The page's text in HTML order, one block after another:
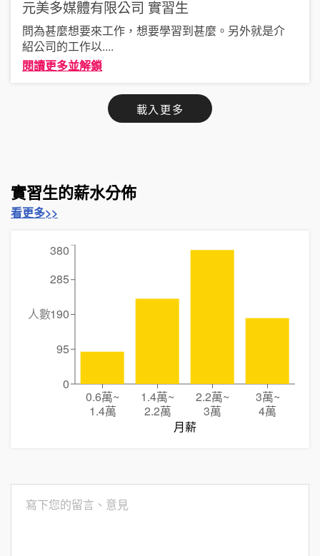
元美多媒體有限公司 實習生
問為甚麼想要來工作，想要學習到甚麼。另外就是介
紹公司的工作以....
閱讀更多並解鎖
載入更多
實習生的薪水分佈
看更多>>
0.6萬~
1.4萬
1.4萬~
2.2萬
2.2萬~
3萬
3萬~
4萬
月薪
0
95
190
285
380
人數